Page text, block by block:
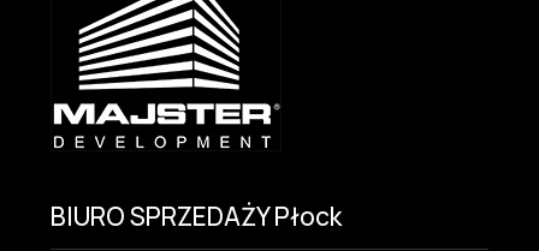
BIURO SPRZEDAŻY Płock